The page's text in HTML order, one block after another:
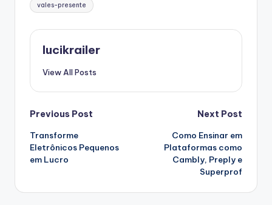
vales-presente
lucikrailer
View All Posts
Post
navigation
Previous Post
Transforme
Eletrônicos Pequenos
em Lucro
Next Post
Como Ensinar em
Plataformas como
Cambly, Preply e
Superprof